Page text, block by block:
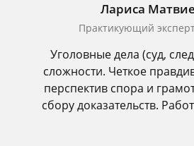
Лариса
Практикующий
Уголовные дела (суд,
сложности. Четкое
перспектив спора и
сбору доказательств.